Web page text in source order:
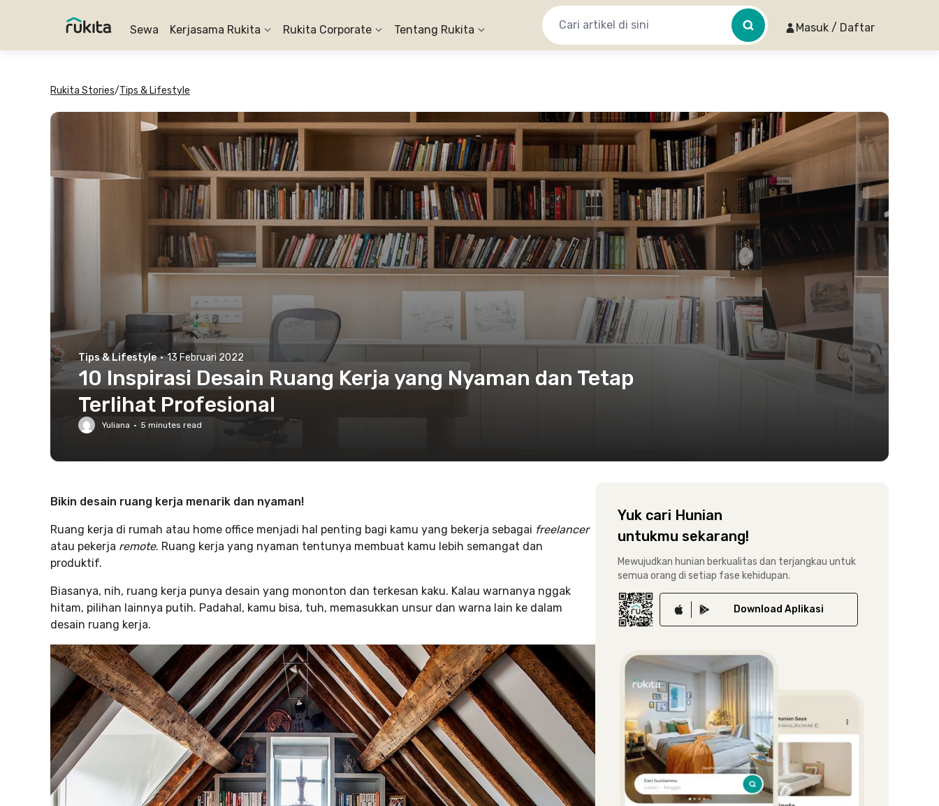
Sewa Kerjasama Rukita Rukita Corporate Tentang Rukita Masuk / Daftar
Rukita Stories/Tips & Lifestyle
Tips & Lifestyle · 13 Februari 2022
10 Inspirasi Desain Ruang Kerja yang Nyaman dan Tetap
Terlihat Profesional
Yuliana · 5 minutes read
Bikin desain ruang kerja menarik dan nyaman!
Ruang kerja di rumah atau home office menjadi hal penting bagi kamu yang bekerja sebagai freelancer
atau pekerja remote. Ruang kerja yang nyaman tentunya membuat kamu lebih semangat dan
produktif.
Biasanya, nih, ruang kerja punya desain yang mononton dan terkesan kaku. Kalau warnanya nggak
hitam, pilihan lainnya putih. Padahal, kamu bisa, tuh, memasukkan unsur dan warna lain ke dalam
desain ruang kerja.
Yuk cari Hunian
untukmu sekarang!
Mewujudkan hunian berkualitas dan terjangkau untuk
semua orang di setiap fase kehidupan.
Download Aplikasi